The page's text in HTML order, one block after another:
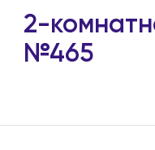
2-
№465